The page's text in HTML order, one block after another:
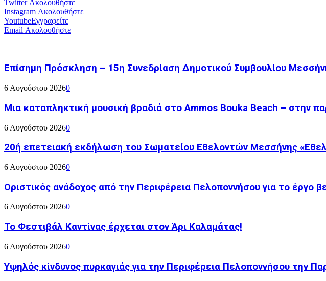
TwitterΑκολουθήστε
Instagram Ακολουθήστε
YoutubeΕγγραφείτε
Email Ακολουθήστε
Επίσημη Πρόσκληση – 15η Συνεδρίαση Δημοτικού Συμβουλίου
6 Αυγούστου 20260
Μια καταπληκτική μουσική βραδιά στο Ammos Bouka Beach – στην
6 Αυγούστου 20260
20ή επετειακή εκδήλωση του Σωματείου Εθελοντών Μεσσήνης
6 Αυγούστου 20260
Οριστικός ανάδοχος από την Περιφέρεια Πελοποννήσου για το έργο
6 Αυγούστου 20260
Το Φεστιβάλ Καντίνας έρχεται στον Άρι Καλαμάτας!
6 Αυγούστου 20260
Υψηλός κίνδυνος πυρκαγιάς για την Περιφέρεια Πελοποννήσου την